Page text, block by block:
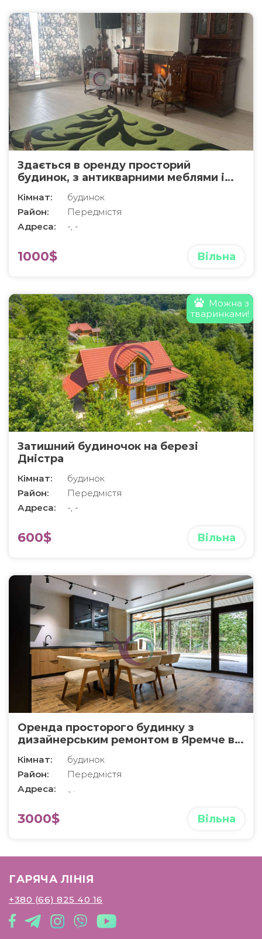
Здається в оренду просторий
будинок, з антикварними меблями і
Кімнат:
будинок
Район:
Передмістя
Адреса:
-, -
1000$ Вільна
Можна з
тваринками!
Затишний будиночок на березі
Дністра
Кімнат:
будинок
Район:
Передмістя
Адреса:
-, -
600$ Вільна
Оренда просторого будинку з
дизайнерським ремонтом в Яремче в
котеджному містечку GoldHill
Кімнат:
будинок
Район:
Передмістя
Адреса:
., .
3000$ Вільна
ГАРЯЧА ЛІНІЯ
+380 (66) 825 40 16